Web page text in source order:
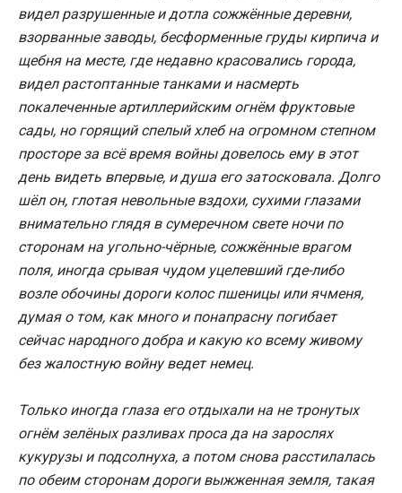
видел разрушенные и дотла сожжённые деревни,
взорванные заводы, бесформенные груды кирпича и
щебня на месте, где недавно красовались города,
видел растоптанные танками и насмерть
покалеченные артиллерийским огнём фруктовые
сады, но горящий спелый хлеб на огромном степном
просторе за всё время войны довелось ему в этот
день видеть впервые, и душа его затосковала. Долго
шёл он, глотая невольные вздохи, сухими глазами
внимательно глядя в сумеречном свете ночи по
сторонам на угольно-чёрные, сожжённые врагом
поля, иногда срывая чудом уцелевший где-либо
возле обочины дороги колос пшеницы или ячменя,
думая о том, как много и понапрасну погибает
сейчас народного добра и какую ко всему живому
без жалостную войну ведет немец.
Только иногда глаза его отдыхали на не тронутых
огнём зелёных разливах проса да на зарослях
кукурузы и подсолнуха, а потом снова расстилалась
по обеим сторонам дороги выжженная земля, такая